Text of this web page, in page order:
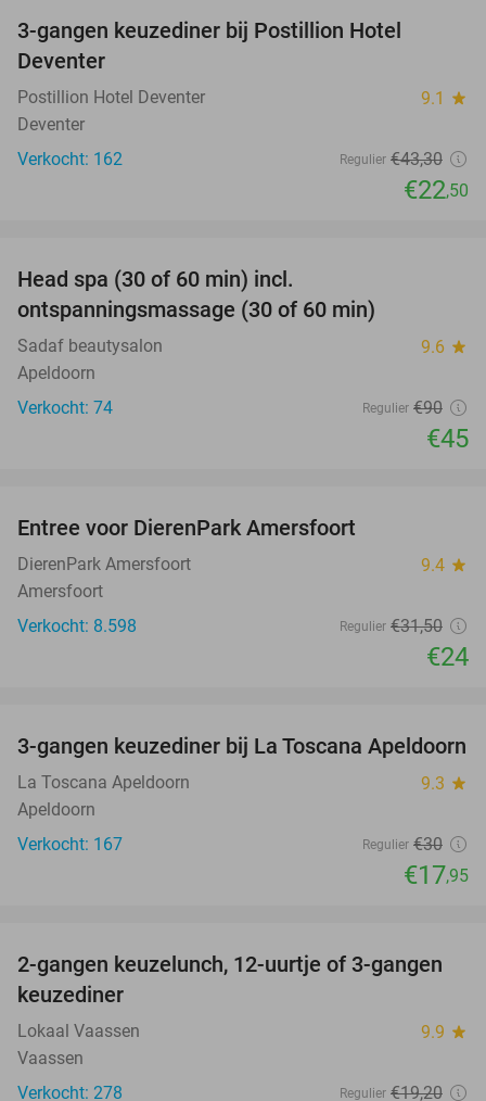
3-gangen keuzediner bij Postillion Hotel
Deventer
Postillion Hotel Deventer 9.1 star
Deventer
Verkocht: 162
Regulier €43,30
€22,50
Head spa (30 of 60 min) incl.
ontspanningsmassage (30 of 60 min)
Sadaf beautysalon 9.6 star
Apeldoorn
Verkocht: 74
Regulier €90
€45
Entree voor DierenPark Amersfoort
DierenPark Amersfoort 9.4 star
Amersfoort
Verkocht: 8.598
Regulier €31,50
€24
40%
3-gangen keuzediner bij La Toscana Apeldoorn
La Toscana Apeldoorn 9.3 star
Apeldoorn
Verkocht: 167
Regulier €30
€17,95
43%
2-gangen keuzelunch, 12-uurtje of 3-gangen
keuzediner
Lokaal Vaassen 9.9 star
Vaassen
Verkocht: 278
Regulier €19,20